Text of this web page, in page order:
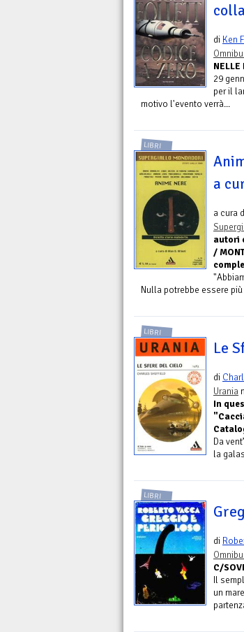
di Ken
NELLE
29
per il
motivo l'evento verrà...
LIBRI
a
a cura
autori
/
Nulla potrebbe essere
LIBRI
Le
di
Urania
In
Da
la
LIBRI
di
C/
Il
un